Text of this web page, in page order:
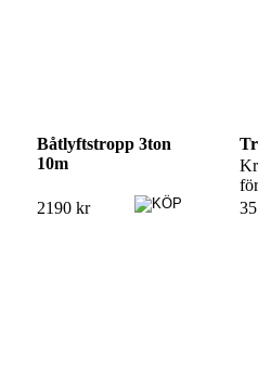
Båtlyftstropp 3ton
10m
2190 kr